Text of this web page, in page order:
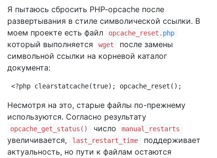
Я пытаюсь сбросить PHP-opcache после
развертывания в стиле символической ссылки. В
моем проекте есть файл
opcache_reset. php
который выполняется wget
после замены
символьной ссылки на корневой каталог
документа:
<?php clearstatcache(true); opcache_reset();
Несмотря на это, старые файлы по-прежнему
используются. Согласно результату
opcache_get_status() число manual_restarts
увеличивается, last_restart_time
поддерживает
актуальность, но пути к файлам остаются